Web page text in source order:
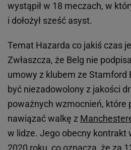
wystąpił w 18 meczach, w
i dołożył sześć asyst.
Temat Hazarda co jakiś czas
Zwłaszcza, że Belg nie
umowy z klubem ze Stamford
być niezadowolony z jakości
poważnych wzmocnień, które
nawiązać walkę z
w lidze. Jego obecny kontrakt